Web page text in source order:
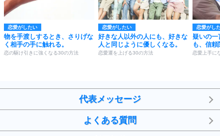
恋愛がしたい
物を手渡しするとき、さりげな
く相手の手に触れる。
恋の駆け引きに強くなる30の方法
恋愛がしたい
好きな人以外の人にも、好きな
人と同じように優しくなる。
恋愛運を上げる30の方法
恋愛がし
疑いの一
も、信
恋愛上手に
代表メッセージ
よくある質問